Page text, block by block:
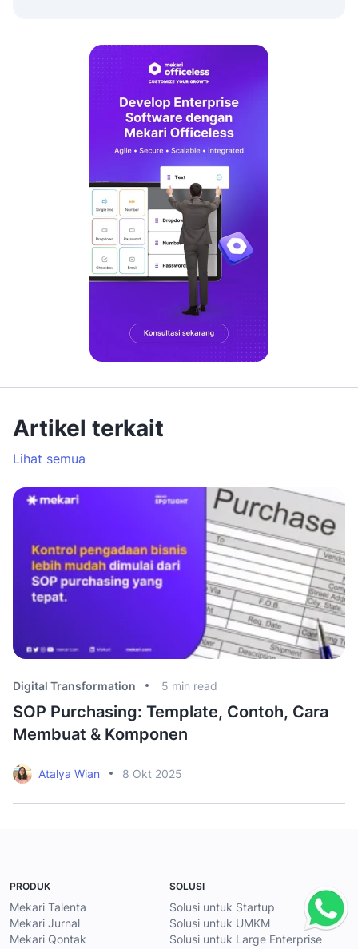
Artikel terkait
Lihat semua
Digital Transformation 5 min read
SOP Purchasing: Template, Contoh, Cara
Membuat & Komponen
Atalya Wian 8 Okt 2025
PRODUK
Mekari Talenta
Mekari Jurnal
Mekari Qontak
SOLUSI
Solusi untuk Startup
Solusi untuk UMKM
Solusi untuk Large Enterprise